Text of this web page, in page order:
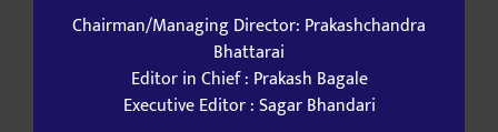
Chairman/Managing Director: Prakashchandra
Bhattarai
Editor in Chief : Prakash Bagale
Executive Editor : Sagar Bhandari